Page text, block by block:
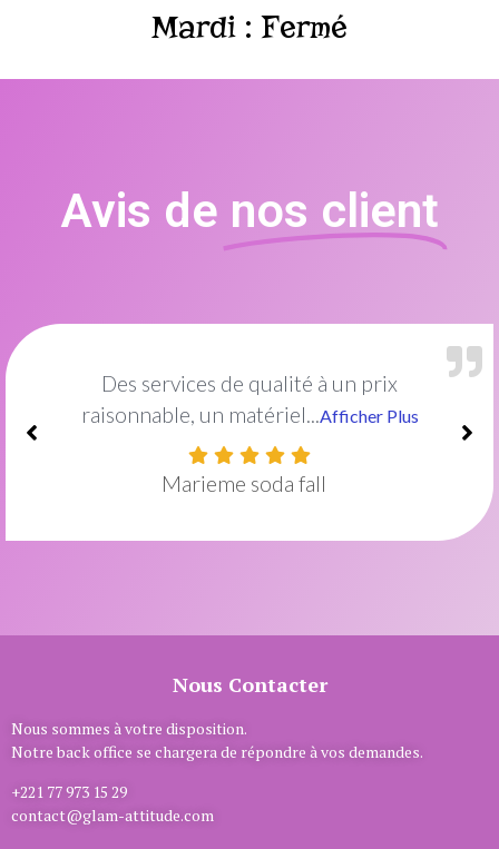
Mardi : Fermé
Avis de nos client
Excellent institut de beauté !Le cadre est
idéal et décoré...Afficher Plus
Amish Mayel
Nous Contacter
Nous sommes à votre disposition.
Notre back office se chargera de répondre à vos demandes.
+221 77 973 15 29
contact@glam-attitude.com